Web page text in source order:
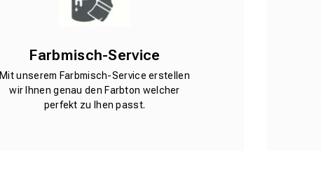
Farbmisch-Service
Mit unserem Farbmisch-Service erstellen
wir Ihnen genau den Farbton welcher
perfekt zu Ihen passt.